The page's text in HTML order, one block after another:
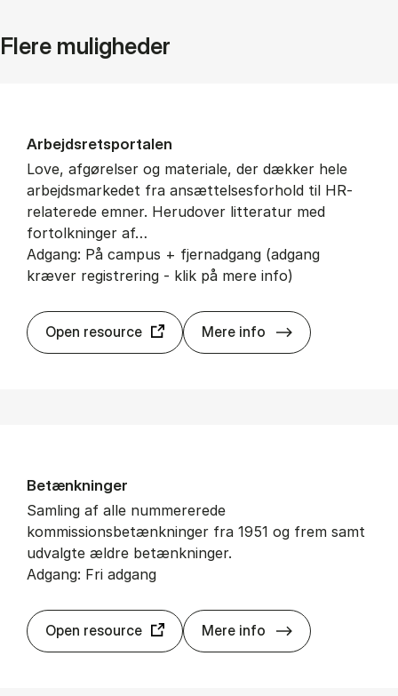
Flere muligheder
Ar­bejds­retspor­ta­len
Love, afgørelser og materiale, der dækker hele
arbejdsmarkedet fra ansættelsesforhold til HR-
relaterede emner. Herudover litteratur med
fortolkninger af…
Adgang: På campus + fjernadgang (adgang
kræver registrering - klik på mere info)
Open resource Mere info
Be­tænk­nin­ger
Samling af alle nummererede
kommissionsbetænkninger fra 1951 og frem samt
udvalgte ældre betænkninger.
Adgang: Fri adgang
Open resource Mere info Be­tænk­nin­ger